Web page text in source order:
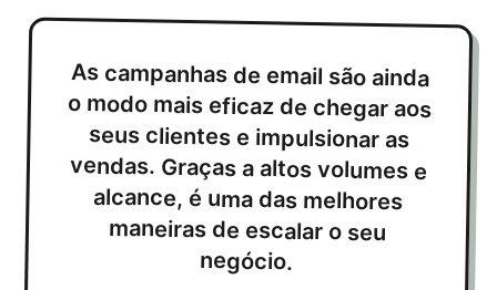
As campanhas de email são ainda
o modo mais eficaz de chegar aos
seus clientes e impulsionar as
vendas. Graças a altos volumes e
alcance, é uma das melhores
maneiras de escalar o seu
negócio.